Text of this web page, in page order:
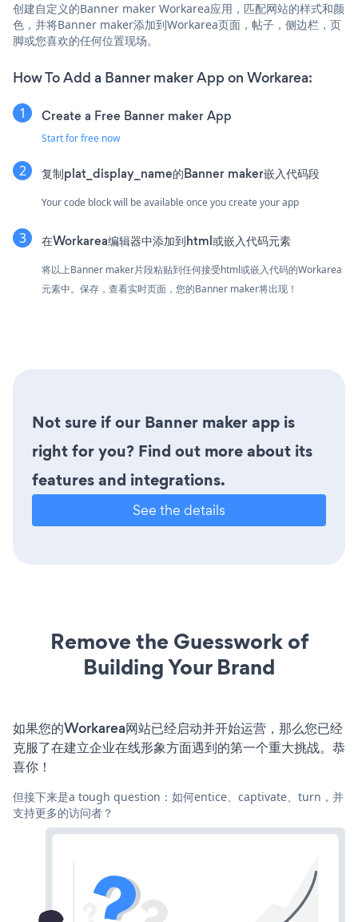
创建自定义的Banner maker Workarea应用，匹配网站的样式和颜
色，并将Banner maker添加到Workarea页面，帖子，侧边栏，页
脚或您喜欢的任何位置现场。
How To Add a Banner maker App on Workarea:
Create a Free Banner maker App
Start for free now
复制plat_display_name的Banner maker嵌入代码段
Your code block will be available once you create your app
在Workarea编辑器中添加到html或嵌入代码元素
将以上Banner maker片段粘贴到任何接受html或嵌入代码的Workarea
元素中。保存，查看实时页面，您的Banner maker将出现！
Not sure if our Banner maker app is
right for you? Find out more about its
features and integrations.
See the details
Remove the Guesswork of
Building Your Brand
如果您的Workarea网站已经启动并开始运营，那么您已经
克服了在建立企业在线形象方面遇到的第一个重大挑战。恭
喜你！
但接下来是a tough question：如何entice、captivate、turn，并
支持更多的访问者？